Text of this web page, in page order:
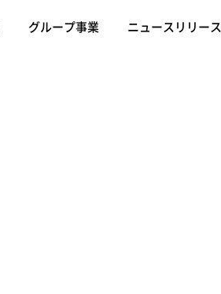
グループ事業 ニュースリリース